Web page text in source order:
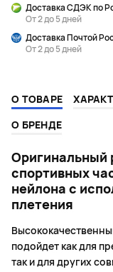
Доставка СДЭК по
От 2 до 5 дней
Доставка Почтой
От 2 до 5 дней
О ТОВАРЕ
О БРЕНДЕ
Оригинальный
спортивных
нейлона с
плетения
подойдет как для
так и для других